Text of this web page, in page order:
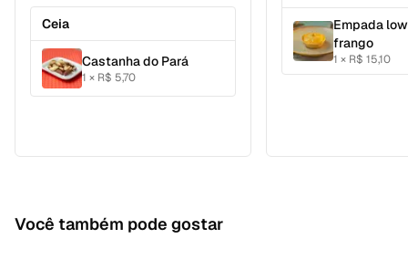
Ceia
Castanha do Pará
1 × R$ 5,70
Empada
frango
1 × R$ 15,10
Você também pode gostar